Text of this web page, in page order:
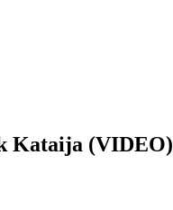
Kataija (VIDEO)